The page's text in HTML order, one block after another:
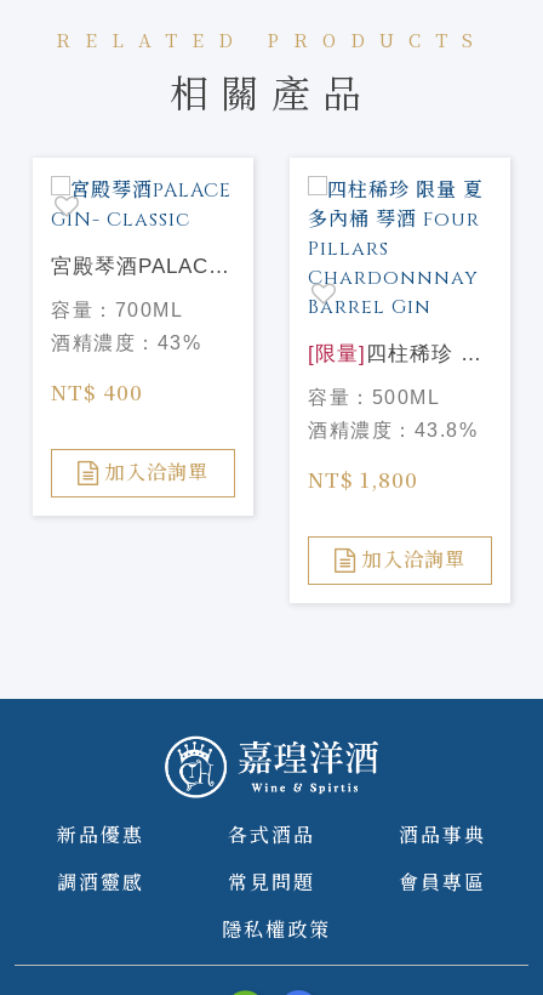
RELATED PRODUCTS
相關產品
宮殿琴酒PALACE
GIN- Classic
容量： 700ML
酒精濃度： 43%
NT$ 400
加入洽詢單
[限量] 四柱稀珍 限
量 夏多內桶 琴酒
Four Pillars
Chardonnnay
Barrel Gin
容量： 500ML
酒精濃度： 43.8%
NT$ 1,800
加入洽詢單
新品優惠 各式酒品
酒品事典
調酒靈感
常見問題
會員專區
隱私權政策